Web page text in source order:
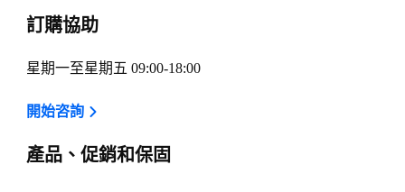
訂購協助
星期一至星期五 09:00-18:00
開始咨詢
產品、促銷和保固